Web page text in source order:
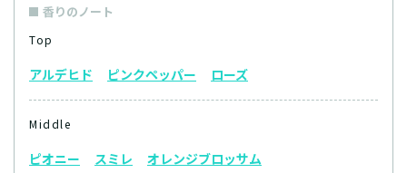
香りのノート
Top
アルデヒド ピンクペッパー ローズ
Middle
ピオニー スミレ オレンジブロッサム